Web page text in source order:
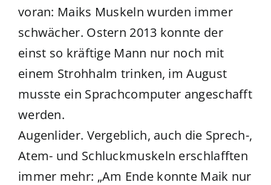
voran: Maiks Muskeln wurden immer
schwächer. Ostern 2013 konnte der
einst so kräftige Mann nur noch mit
einem Strohhalm trinken, im August
musste ein Sprachcomputer angeschafft
werden.
Augenlider. Vergeblich, auch die Sprech-,
Atem- und Schluckmuskeln erschlafften
immer mehr: „Am Ende konnte Maik nur